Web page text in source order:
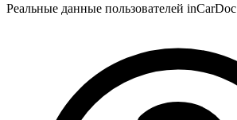
Реальные данные пользователей inCarDoc